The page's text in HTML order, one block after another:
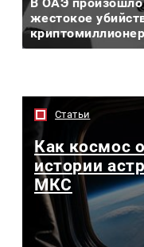
жестокое
Статьи
Как космос
истории
МКС